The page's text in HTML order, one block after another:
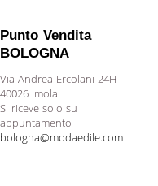
Punto Vendita
BOLOGNA
Via Andrea Ercolani 24H
40026 Imola
Si riceve solo su
appuntamento
bologna@modaedile.com